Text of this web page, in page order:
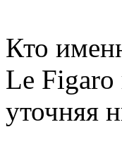
Кто
Le Figaro
уточняя